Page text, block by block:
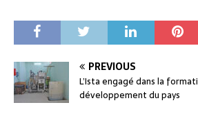
PREVIOUS
L’Ista engagé dans la
développement du pays